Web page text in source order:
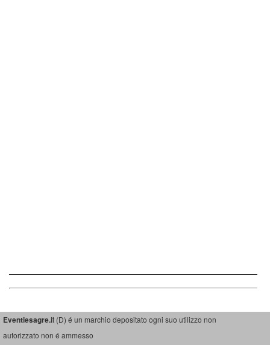
Eventiesagre.it (D) é un marchio depositato ogni suo utilizzo non
autorizzato non é ammesso